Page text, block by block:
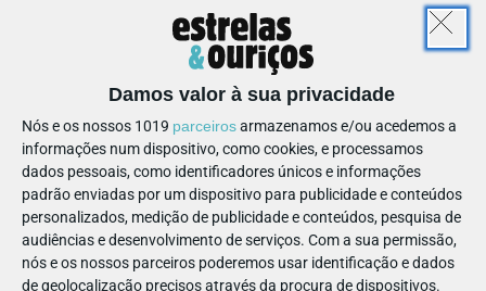
Damos valor à sua privacidade
Nós e os nossos 1019 parceirosarmazenamos e/ou acedemos a
informações num dispositivo, como cookies, e processamos
dados pessoais, como identificadores únicos e informações
padrão enviadas por um dispositivo para publicidade e conteúdos
personalizados, medição de publicidade e conteúdos, pesquisa de
audiências e desenvolvimento de serviços. Com a sua permissão,
nós e os nossos parceiros poderemos usar identificação e dados
de geolocalização precisos através da procura de dispositivos.